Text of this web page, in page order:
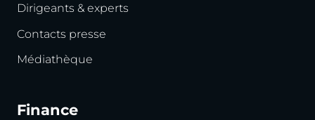
Dirigeants & experts
Contacts presse
Médiathèque
Finance